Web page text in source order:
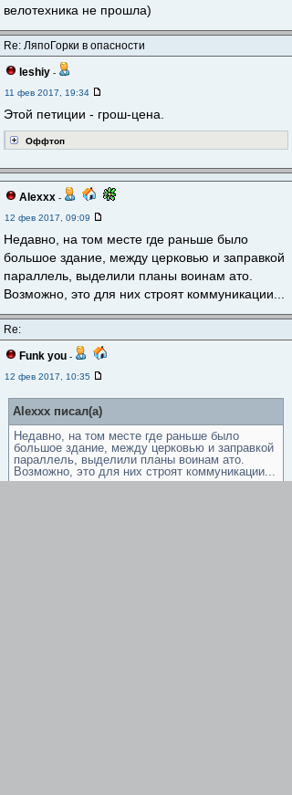
велотехника не прошла)
Re: ЛяпоГорки в опасности
leshiy -
11 фев 2017, 19:34
Этой петиции - грош-цена.
Оффтоп
Alexxx -
12 фев 2017, 09:09
Недавно, на том месте где раньше было
большое здание, между церковью и заправкой
параллель, выделили планы воинам ато.
Возможно, это для них строят коммуникации...
Re:
Funk you -
12 фев 2017, 10:35
Alexxx писал(а)
Недавно, на том месте где раньше было
большое здание, между церковью и заправкой
параллель, выделили планы воинам ато.
Возможно, это для них строят коммуникации...